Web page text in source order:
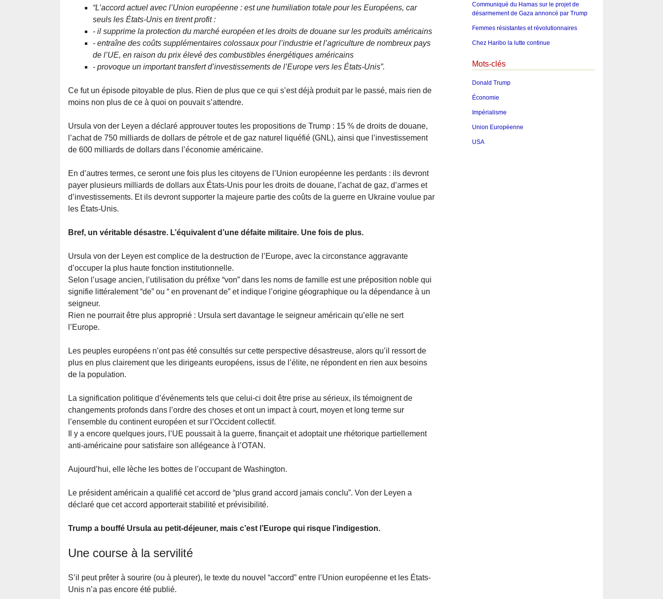
“L’accord actuel avec l’Union européenne : est une humiliation totale pour les Européens, car
seuls les États-Unis en tirent profit :
- il supprime la protection du marché européen et les droits de douane sur les produits américains
- entraîne des coûts supplémentaires colossaux pour l’industrie et l’agriculture de nombreux pays
de l’UE, en raison du prix élevé des combustibles énergétiques américains
- provoque un important transfert d’investissements de l’Europe vers les États-Unis”.
Ce fut un épisode pitoyable de plus. Rien de plus que ce qui s’est déjà produit par le passé, mais rien de
moins non plus de ce à quoi on pouvait s’attendre.
Ursula von der Leyen a déclaré approuver toutes les propositions de Trump : 15 % de droits de douane,
l’achat de 750 milliards de dollars de pétrole et de gaz naturel liquéfié (GNL), ainsi que l’investissement
de 600 milliards de dollars dans l’économie américaine.
En d’autres termes, ce seront une fois plus les citoyens de l’Union européenne les perdants : ils devront
payer plusieurs milliards de dollars aux États-Unis pour les droits de douane, l’achat de gaz, d’armes et
d’investissements. Et ils devront supporter la majeure partie des coûts de la guerre en Ukraine voulue par
les États-Unis.
Bref, un véritable désastre. L’équivalent d’une défaite militaire. Une fois de plus.
Ursula von der Leyen est complice de la destruction de l’Europe, avec la circonstance aggravante
d’occuper la plus haute fonction institutionnelle.
Selon l’usage ancien, l’utilisation du préfixe “von” dans les noms de famille est une préposition noble qui
signifie littéralement “de” ou “ en provenant de” et indique l’origine géographique ou la dépendance à un
seigneur.
Rien ne pourrait être plus approprié : Ursula sert davantage le seigneur américain qu’elle ne sert
l’Europe.
Les peuples européens n’ont pas été consultés sur cette perspective désastreuse, alors qu’il ressort de
plus en plus clairement que les dirigeants européens, issus de l’élite, ne répondent en rien aux besoins
de la population.
La signification politique d’événements tels que celui-ci doit être prise au sérieux, ils témoignent de
changements profonds dans l’ordre des choses et ont un impact à court, moyen et long terme sur
l’ensemble du continent européen et sur l’Occident collectif.
Il y a encore quelques jours, l’UE poussait à la guerre, finançait et adoptait une rhétorique partiellement
anti-américaine pour satisfaire son allégeance à l’OTAN.
Aujourd’hui, elle lèche les bottes de l’occupant de Washington.
Le président américain a qualifié cet accord de “plus grand accord jamais conclu”. Von der Leyen a
déclaré que cet accord apporterait stabilité et prévisibilité.
Trump a bouffé Ursula au petit-déjeuner, mais c’est l’Europe qui risque l’indigestion.
Une course à la servilité
S’il peut prêter à sourire (ou à pleurer), le texte du nouvel “accord” entre l’Union européenne et les États-
Unis n’a pas encore été publié.
Communiqué du Hamas sur le projet de
désarmement de Gaza annoncé par Trump
Femmes résistantes et révolutionnaires
Chez Haribo la lutte continue
Mots-clés
Donald Trump
Économie
Impérialisme
Union Européenne
USA